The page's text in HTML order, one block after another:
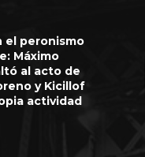
el peronismo
Máximo
al acto de
y Kicillof
actividad